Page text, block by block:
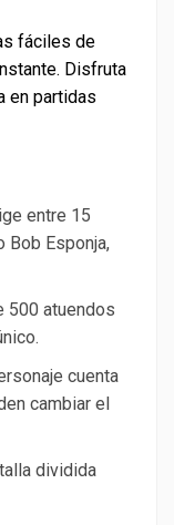
fáciles de
Disfruta
en partidas
entre 15
Esponja,
500 atuendos
cuenta
cambiar el
dividida